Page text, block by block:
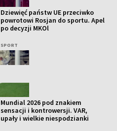
Dziewięć państw UE przeciwko
powrotowi Rosjan do sportu. Apel
po decyzji MKOl
SPORT
Mundial 2026 pod znakiem
sensacji i kontrowersji. VAR,
upały i wielkie niespodzianki